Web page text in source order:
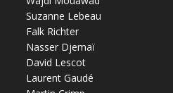
Suzanne Lebeau
Falk Richter
Nasser Djemaï
David Lescot
Laurent Gaudé